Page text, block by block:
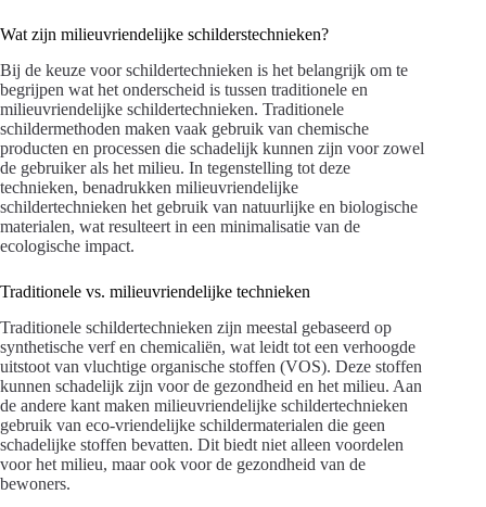
Wat zijn milieuvriendelijke schilderstechnieken?
Bij de keuze voor schildertechnieken is het belangrijk om te
begrijpen wat het onderscheid is tussen traditionele en
milieuvriendelijke schildertechnieken. Traditionele
schildermethoden maken vaak gebruik van chemische
producten en processen die schadelijk kunnen zijn voor zowel
de gebruiker als het milieu. In tegenstelling tot deze
technieken, benadrukken milieuvriendelijke
schildertechnieken het gebruik van natuurlijke en biologische
materialen, wat resulteert in een minimalisatie van de
ecologische impact.
Traditionele vs. milieuvriendelijke technieken
Traditionele schildertechnieken zijn meestal gebaseerd op
synthetische verf en chemicaliën, wat leidt tot een verhoogde
uitstoot van vluchtige organische stoffen (VOS). Deze stoffen
kunnen schadelijk zijn voor de gezondheid en het milieu. Aan
de andere kant maken milieuvriendelijke schildertechnieken
gebruik van eco-vriendelijke schildermaterialen die geen
schadelijke stoffen bevatten. Dit biedt niet alleen voordelen
voor het milieu, maar ook voor de gezondheid van de
bewoners.